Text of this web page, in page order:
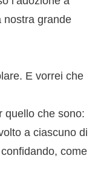
nostra grande
E vorrei che
quello che sono:
a ciascuno di
come